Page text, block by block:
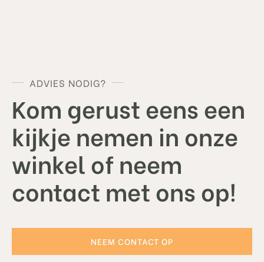
ADVIES NODIG?
Kom gerust eens een
kijkje nemen in onze
winkel of neem
contact met ons op!
NEEM CONTACT OP